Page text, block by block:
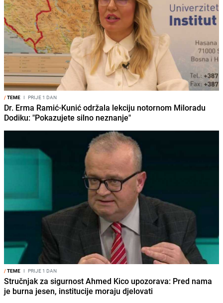
/TEME I PRIJE 1 DAN
Dr. Erma Ramić-Kunić održala lekciju notornom Miloradu
Dodiku: "Pokazujete silno neznanje"
/TEME I PRIJE 1 DAN
Stručnjak za sigurnost Ahmed Kico upozorava: Pred nama
je burna jesen, institucije moraju djelovati